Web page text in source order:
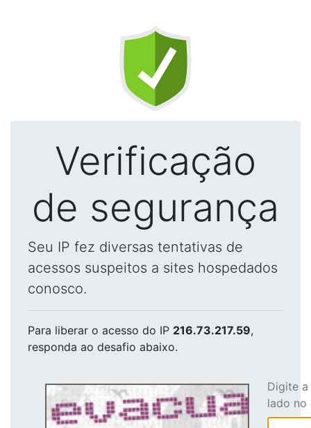
Verificação
de segurança
Seu IP fez diversas tentativas de
acessos suspeitos a sites hospedados
conosco.
Para liberar o acesso do IP 216.73.217.59,
responda ao desafio abaixo.
Digite
lado no